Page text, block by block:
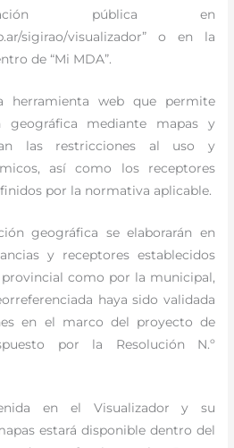
pública en
sigirao/visualizador” o en la
de “Mi MDA”.
herramienta web que permite
geográfica mediante mapas y
las restricciones al uso y
así como los receptores
por la normativa aplicable.
geográfica se elaborarán en
y receptores establecidos
como por la municipal,
haya sido validada
en el marco del proyecto de
por la Resolución N.º
en el Visualizador y su
estará disponible dentro del